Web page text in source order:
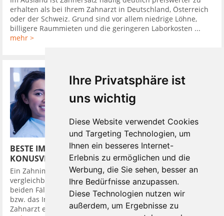
Ihre Privatsphäre ist
uns wichtig
Diese Website verwendet Cookies
und Targeting Technologien, um
Ihnen ein besseres Internet-
Erlebnis zu ermöglichen und die
Werbung, die Sie sehen, besser an
Ihre Bedürfnisse anzupassen.
Diese Technologien nutzen wir
außerdem, um Ergebnisse zu
erhalten als bei Ihrem Zahnarzt in Deutschland, Österreich
oder der Schweiz. Grund sind vor allem niedrige Löhne,
billigere Raummieten und die geringeren Laborkosten ...
mehr >
BESTE IMPLANTATSYSTEME HABEN
KONUSVERBINDUNG
Ein Zahnimplantat in den Kieferknochen zu setzen, ist
vergleichbar mit dem Eindrehen eines Dübels in die Wand. In
beiden Fällen wird zuerst ein Loch gebohrt, in das der Dübel,
bzw. das Implantat bündig eingebracht wird. Darauf setzt der
Zahnarzt ein Provisorium, um ...